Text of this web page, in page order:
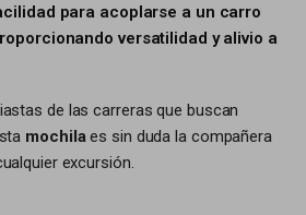
para acoplarse a un carro
versatilidad y alivio a
de las carreras que buscan
mochilaes sin duda la compañera
excursión.